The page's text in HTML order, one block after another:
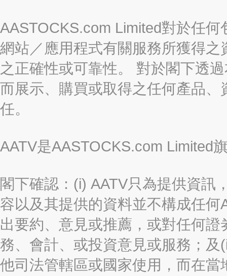
AASTOCKS.com Limited對於任
網站／應用程式有關服務所獲得
之正確性或可靠性。 對於閣下透
而展示、購買或取得之任何產品
任。
AATV是AASTOCKS.com Limited
閣下確認：(i) AATV只為提供資訊
容以及其提供的資料並不構成任
出要約、意見或推薦，或對任何
務、會計、或投資意見或服務；
他司法管轄區或國家使用，而在